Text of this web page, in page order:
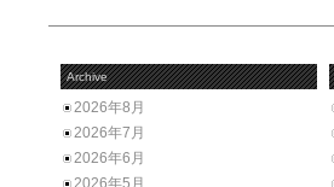
Archive
2026年8月
2026年7月
2026年6月
2026年5月